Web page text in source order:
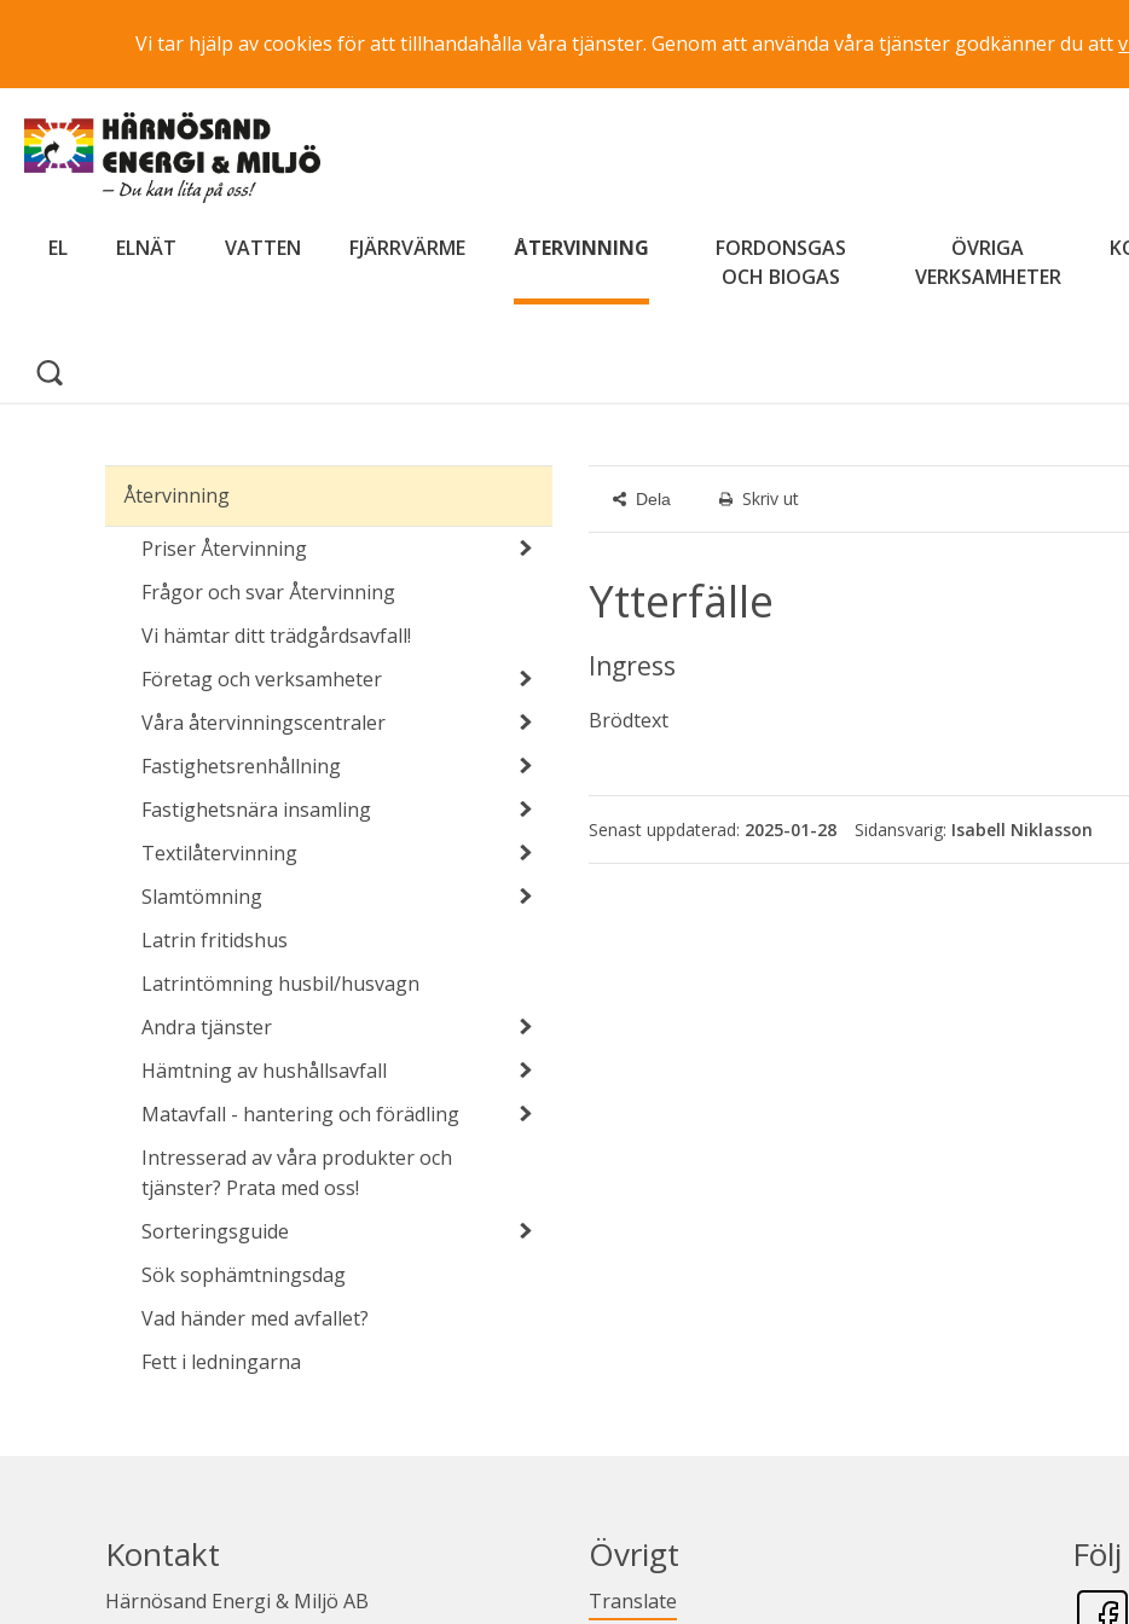
Vi tar hjälp av cookies för att tillhandahålla våra tjänster. Genom att använda våra tjänster godkänner du att
EL ELNÄT VATTEN FJÄRRVÄRME ÅTERVINNING
FORDONSGAS
OCH BIOGAS
ÖVRIGA
VERKSAMHETER
Återvinning
Priser Återvinning
Frågor och svar Återvinning
Vi hämtar ditt trädgårdsavfall!
Företag och verksamheter
Våra återvinningscentraler
Fastighetsrenhållning
Fastighetsnära insamling
Textilåtervinning
Slamtömning
Latrin fritidshus
Latrintömning husbil/husvagn
Andra tjänster
Hämtning av hushållsavfall
Matavfall - hantering och förädling
Intresserad av våra produkter och
tjänster? Prata med oss!
Sorteringsguide
Sök sophämtningsdag
Vad händer med avfallet?
Fett i ledningarna
Dela Skriv ut
Ytterfälle
Ingress
Brödtext
Senast uppdaterad: 2025-01-28 Isabell Niklasson
Kontakt
Härnösand Energi & Miljö AB
Övrigt
Translate